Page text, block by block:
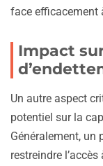
face efficacement
Impact
Un autre aspect
potentiel sur la
Généralement, un
restreindre